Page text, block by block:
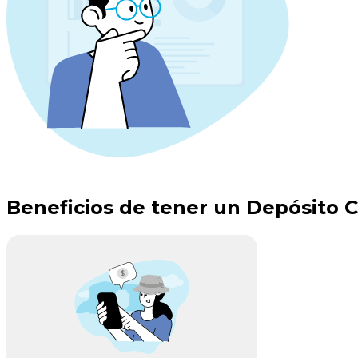
Beneficios de tener un Depósito